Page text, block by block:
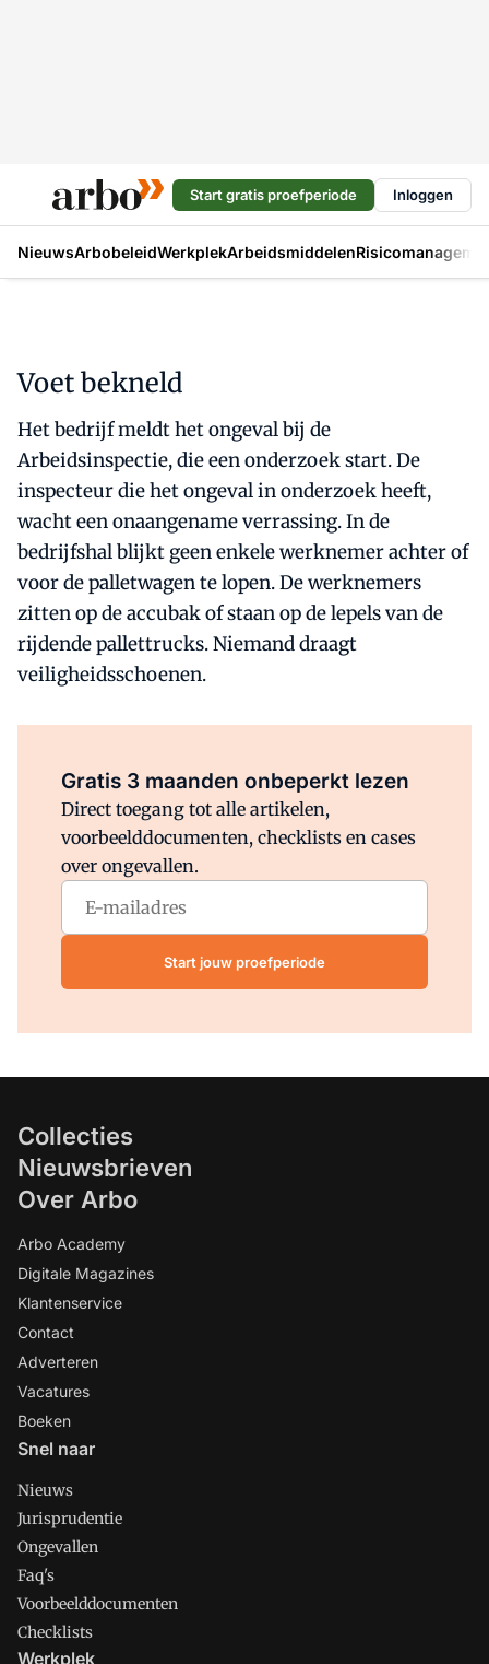
Start gratis proefperiode Inloggen
NieuwsArbobeleidWerkplekArbeidsmiddelen
Voet bekneld
Het bedrijf meldt het ongeval bij de
Arbeidsinspectie, die een onderzoek start. De
inspecteur die het ongeval in onderzoek heeft,
wacht een onaangename verrassing. In de
bedrijfshal blijkt geen enkele werknemer achter of
voor de palletwagen te lopen. De werknemers
zitten op de accubak of staan op de lepels van de
rijdende pallettrucks. Niemand draagt
veiligheidsschoenen.
Gratis 3 maanden onbeperkt lezen
Direct toegang tot alle artikelen,
voorbeelddocumenten, checklists en cases
over ongevallen.
Start jouw proefperiode
Collecties
Nieuwsbrieven
Over Arbo
Arbo Academy
Digitale Magazines
Klantenservice
Contact
Adverteren
Vacatures
Boeken
Snel naar
Nieuws
Jurisprudentie
Ongevallen
Faq's
Voorbeelddocumenten
Checklists
Werkplek